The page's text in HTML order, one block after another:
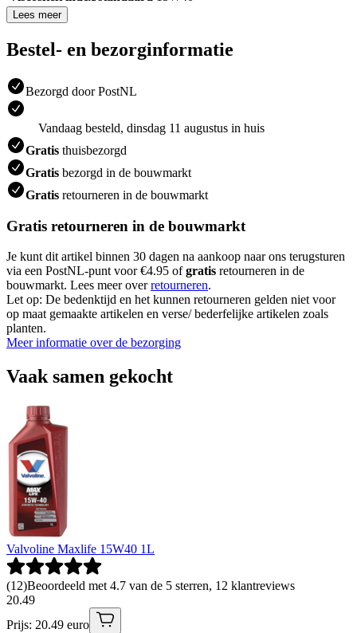
Lees meer
Bestel- en bezorginformatie
Bezorgd door PostNL
Vandaag besteld, dinsdag 11 augustus in huis
Gratis thuisbezorgd
Gratis bezorgd in de bouwmarkt
Gratis retourneren in de bouwmarkt
Gratis retourneren in de bouwmarkt
Je kunt dit artikel binnen 30 dagen na aankoop naar ons terugsturen
via een PostNL-punt voor €4.95 ofgratis retourneren in de
bouwmarkt. Lees meer overretourneren.
Let op: De bedenktijd en het kunnen retourneren gelden niet voor
op maat gemaakte artikelen en verse/ bederfelijke artikelen zoals
planten.
Meer informatie over de bezorging
Vaak samen gekocht
Valvoline Maxlife 15W40 1L
(12)Beoordeeld met 4.7 van de 5 sterren, 12 klantreviews
20.49
Prijs: 20.49 euro